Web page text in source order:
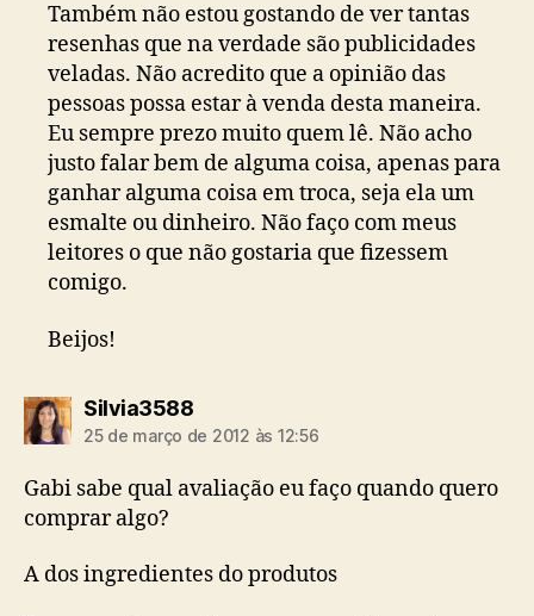
Também não estou gostando de ver tantas
resenhas que na verdade são publicidades
veladas. Não acredito que a opinião das
pessoas possa estar à venda desta maneira.
Eu sempre prezo muito quem lê. Não acho
justo falar bem de alguma coisa, apenas para
ganhar alguma coisa em troca, seja ela um
esmalte ou dinheiro. Não faço com meus
leitores o que não gostaria que fizessem
comigo.
Beijos!
Silvia3588diz:
25 de março de 2012 às 12:56
Gabi sabe qual avaliação eu faço quando quero
comprar algo?
A dos ingredientes do produtos